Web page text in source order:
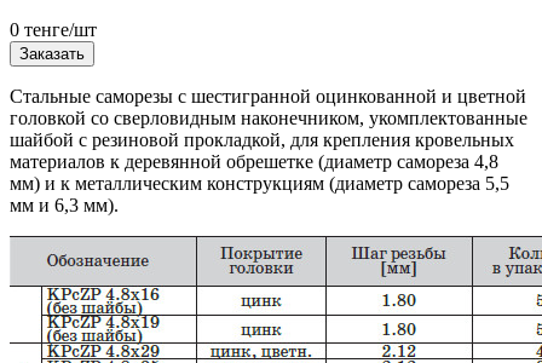
0 тенге/шт
Заказать
Стальные саморезы с шестигранной оцинкованной и цветной
головкой со сверловидным наконечником, укомплектованные
шайбой с резиновой прокладкой, для крепления кровельных
материалов к деревянной обрешетке (диаметр самореза 4,8
мм) и к металлическим конструкциям (диаметр самореза 5,5
мм и 6,3 мм).